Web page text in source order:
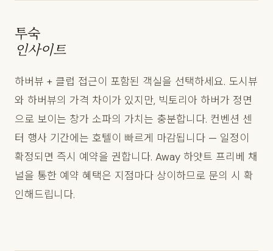
투숙
인사이트
하버뷰 + 클럽 접근이 포함된 객실을 선택하세요. 도시뷰
와 하버뷰의 가격 차이가 있지만, 빅토리아 하버가 정면
으로 보이는 창가 소파의 가치는 충분합니다. 컨벤션 센
터 행사 기간에는 호텔이 빠르게 마감됩니다 — 일정이
확정되면 즉시 예약을 권합니다. Away 하얏트 프리베 채
널을 통한 예약 혜택은 지점마다 상이하므로 문의 시 확
인해드립니다.